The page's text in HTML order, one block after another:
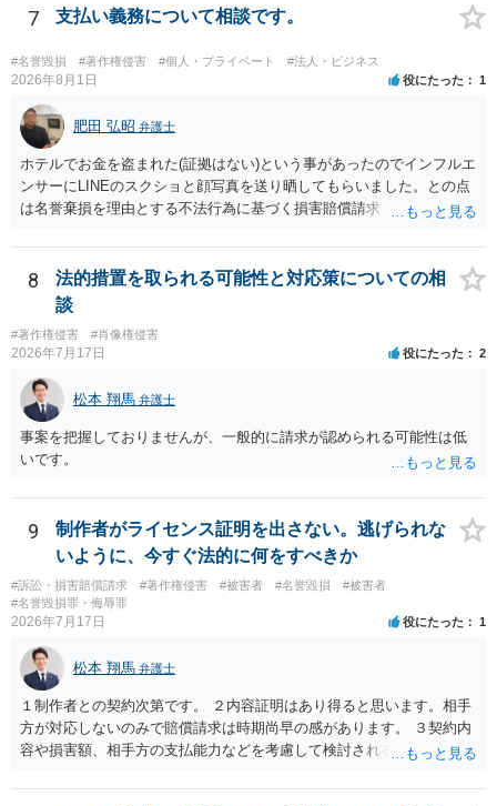
ア利用の範囲です。 一方で、特定の作品の文章をそのまま使うことは
もちろん、表現の選び方や展開が「その作品の本質的特徴を直接感得
できる」レベルだと、翻案や二次的著作物の問題が出ますのでこの点
はご留意ください。
7 支払い義務について相談です。
#名誉毀損 #著作権侵害 #個人・プライベート #法人・ビジネス
2026年8月1日 役にたった 1
肥田 弘昭 弁護士
ホテルでお金を盗まれた(証拠はない)という事があったのでインフルエ
ンサーにLINEのスクショと顔写真を送り晒してもらいました。との点
は名誉棄損を理由とする不法行為に基づく損害賠償請求（共同不法行
その人が会社を経営しているようで仕事が飛んだとのことでその分の
賠償金と8人分の従業員の年間利益を請求すると言われています。」で
の計算がすべて損害とならないかと思いますので、損害額で争っても
良いかと思います。ご参考にしてください。
8
法的措置を取られる可能性と対応策についての相
談
#著作権侵害 #肖像権侵害
2026年7月17日 役にたった 2
松本 翔馬 弁護士
事案を把握しておりませんが、一般的に請求が認められる可能性は低
いです。
9
制作者がライセンス証明を出さない。逃げられな
いように、今すぐ法的に何をすべきか
#訴訟・損害賠償請求 #著作権侵害 #被害者 #名誉毀損
#被害者
#名誉毀損罪・侮辱罪
2026年7月17日 役にたった 1
松本 翔馬 弁護士
１制作者との契約次第です。 ２内容証明はあり得ると思います。相手
方が対応しないのみで賠償請求は時期尚早の感があります。 ３契約内
容や損害額、相手方の支払能力などを考慮して検討されるとよいでし
求する場合もありますが、認められるのはごく一部です。 ５事案の詳